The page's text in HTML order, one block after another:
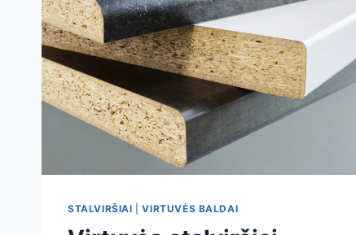
STALVIRŠIAI |VIRTUVĖS BALDAI